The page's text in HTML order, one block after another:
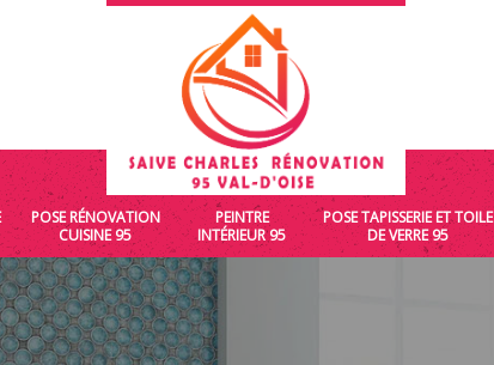
POSE RÉNOVATION
CUISINE 95
PEINTRE
INTÉRIEUR 95
POSE TAPISSERIE ET TOILE
DE VERRE 95